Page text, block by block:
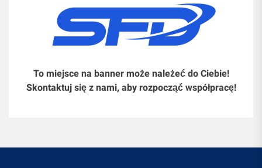
To miejsce na banner może należeć do Ciebie!
Skontaktuj się z nami, aby rozpocząć współpracę!